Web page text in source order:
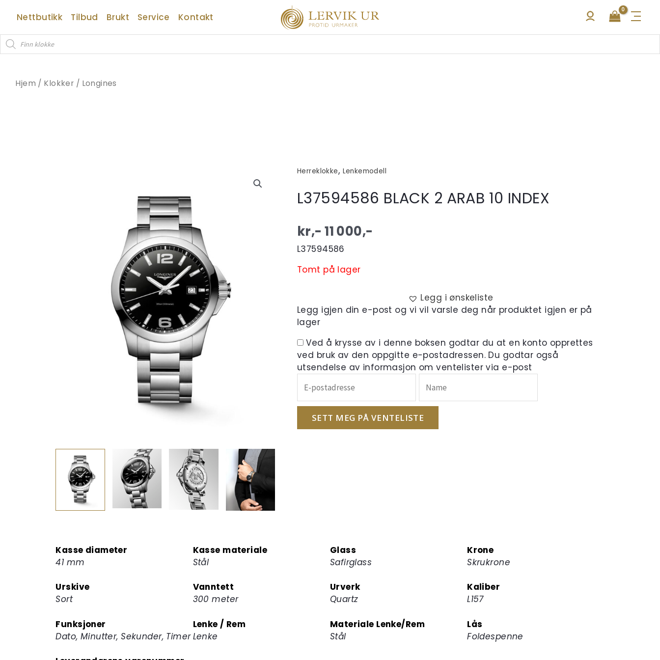
innholdet
Nettbutikk Tilbud Brukt Service
Kontakt
Products
search
Hjem / Klokker / Longines
Herreklokke, Lenkemodell
L37594586 BLACK 2 ARAB 10 INDEX
kr,- 11 000,-
L37594586
Tomt på lager
Legg i ønskeliste
Legg igjen din e-post og vi vil varsle deg når produktet igjen er på
lager
Ved å krysse av i denne boksen godtar du at en konto opprettes
ved bruk av den oppgitte e-postadressen. Du godtar også
utsendelse av informasjon om ventelister via e-post
inn
e-
postadressen
din
SETT MEG PÅ VENTELISTE
Kasse diameter
41 mm
Kasse materiale
Stål
Glass
Safirglass
Krone
Skrukrone
Urskive
Sort
Vanntett
300 meter
Urverk
Quartz
Kaliber
L157
Funksjoner
Dato, Minutter, Sekunder, Timer
Lenke / Rem
Lenke
Materiale Lenke/Rem
Stål
Lås
Foldespenne